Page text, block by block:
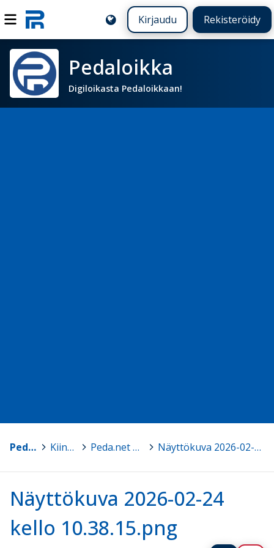
Kirjaudu Rekisteröidy
Pedaloikka
Digiloikasta Pedaloikkaan!
Pedaloikka Kiinnostuitko? > Peda.net kurssillesi, hankkeelle tai projektiin. Näyttökuva 2026-02-24 kello 10.38.15.png
Näyttökuva 2026-02-24
kello 10.38.15.png